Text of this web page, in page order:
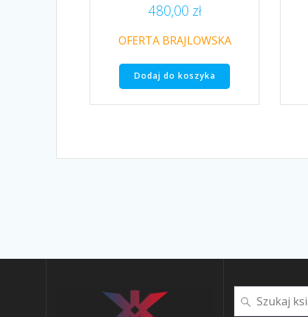
480,00 zł
OFERTA BRAJLOWSKA
Dodaj do koszyka
Szukaj